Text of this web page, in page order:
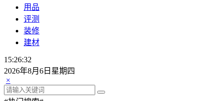
用品
评测
装修
建材
15:26:33
2026年8月6日星期四
×